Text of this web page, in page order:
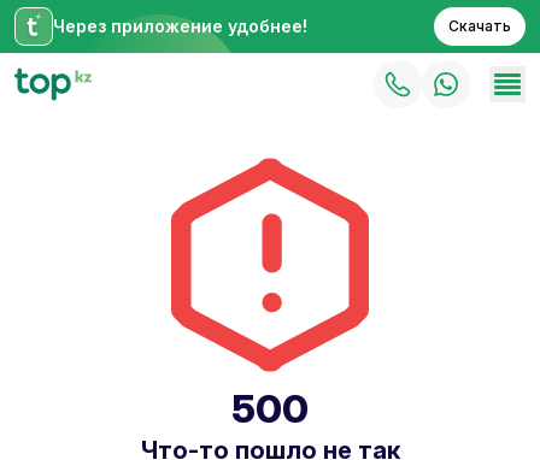
Через приложение удобнее! Скачать
500
Что-то пошло не так